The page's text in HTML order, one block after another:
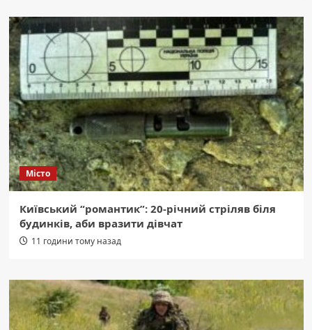
Місто
Київський “романтик”: 20-річний стріляв біля
будинків, аби вразити дівчат
11 години тому назад